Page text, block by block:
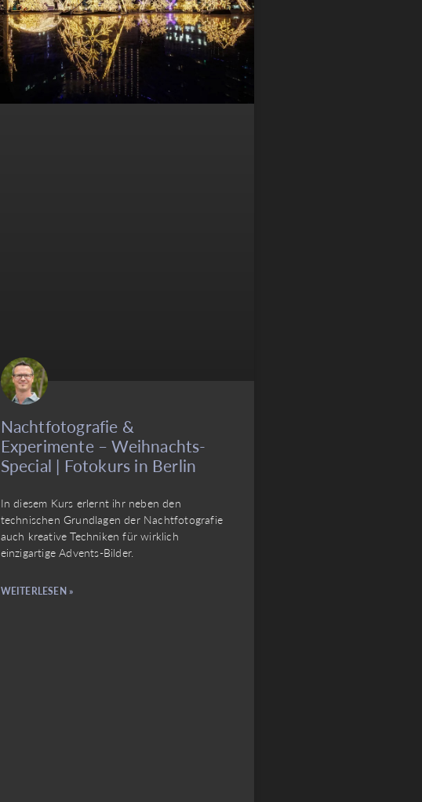
Nachtfotografie &
Experimente – Weihnachts-
Special | Fotokurs in Berlin
In diesem Kurs erlernt ihr neben den
technischen Grundlagen der Nachtfotografie
auch kreative Techniken für wirklich
einzigartige Advents-Bilder.
WEITERLESEN »